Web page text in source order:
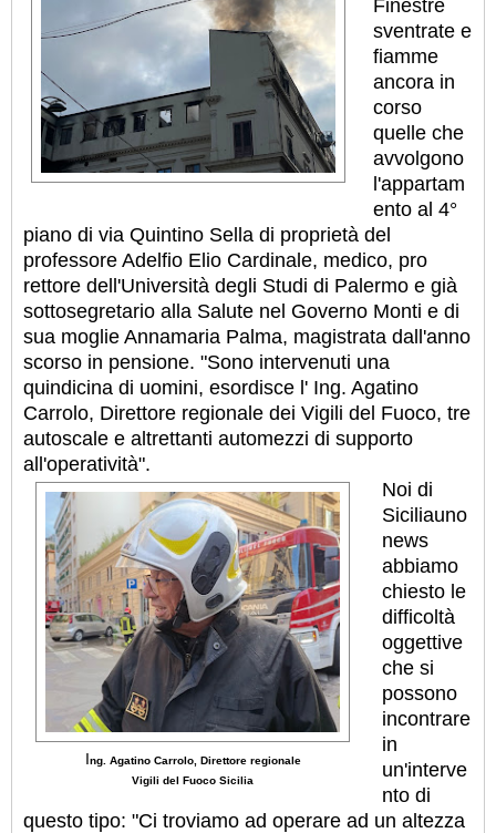
Finestre
sventrate e
fiamme
ancora in
corso
quelle che
avvolgono
l'appartam
ento al 4°
piano di via Quintino Sella di proprietà del
professore Adelfio Elio Cardinale, medico, pro
rettore dell'Università degli Studi di Palermo e già
sottosegretario alla Salute nel Governo Monti e di
sua moglie Annamaria Palma, magistrata dall'anno
scorso in pensione. "Sono intervenuti una
quindicina di uomini, esordisce l' Ing. Agatino
Carrolo, Direttore regionale dei Vigili del Fuoco, tre
autoscale e altrettanti automezzi di supporto
all'operatività".
Ing. Agatino Carrolo, Direttore regionale
Vigili del Fuoco Sicilia
Noi di
Siciliauno
news
abbiamo
chiesto le
difficoltà
oggettive
che si
possono
incontrare
in
un'interve
nto di
questo tipo: "Ci troviamo ad operare ad un altezza